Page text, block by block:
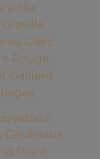
au Clerc
Rouge
Gaillard
Cardinaux
Point